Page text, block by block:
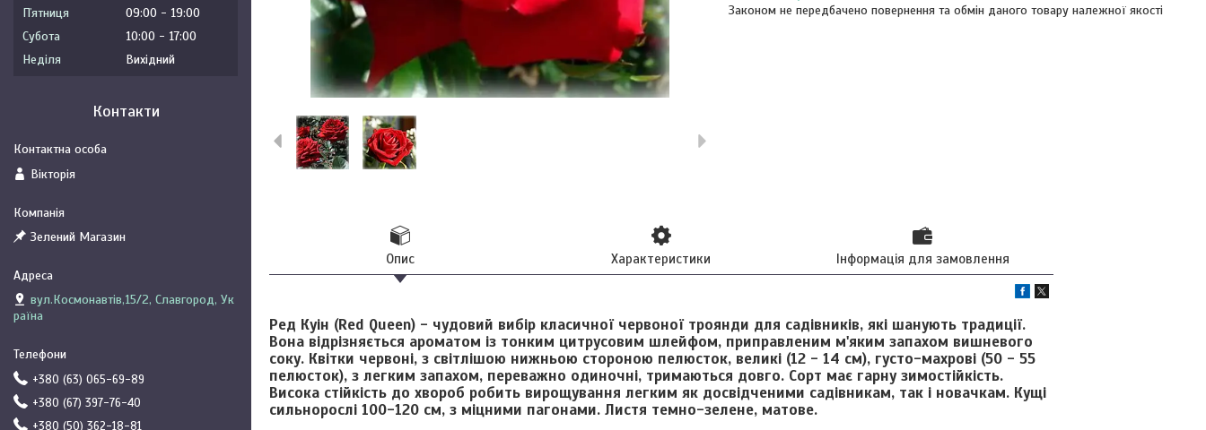
Законом не передбачено повернення та обмін даного товару належної якості
Опис Характеристики Інформація для замовлення
Ред Куін (Red Queen) - чудовий вибір класичної червоної троянди для садівників, які шанують традиції.
Вона відрізняється ароматом із тонким цитрусовим шлейфом, приправленим м'яким запахом вишневого
соку. Квітки червоні, з світлішою нижньою стороною пелюсток, великі (12 - 14 см), густо-махрові (50 - 55
пелюсток), з легким запахом, переважно одиночні, тримаються довго. Сорт має гарну зимостійкість.
Висока стійкість до хвороб робить вирощування легким як досвідченими садівникам, так і новачкам. Кущі
сильнорослі 100-120 см, з міцними пагонами. Листя темно-зелене, матове.
Пʼятниця
09:00
19:00
Субота
10:00
17:00
Неділя
Вихідний
Контакти
Вікторія
Зелений Магазин
вул.Космонавтів,15/2, Славгород, Ук
раїна
+380 (63) 065-69-89
+380 (67) 397-76-40
+380 (50) 362-18-81